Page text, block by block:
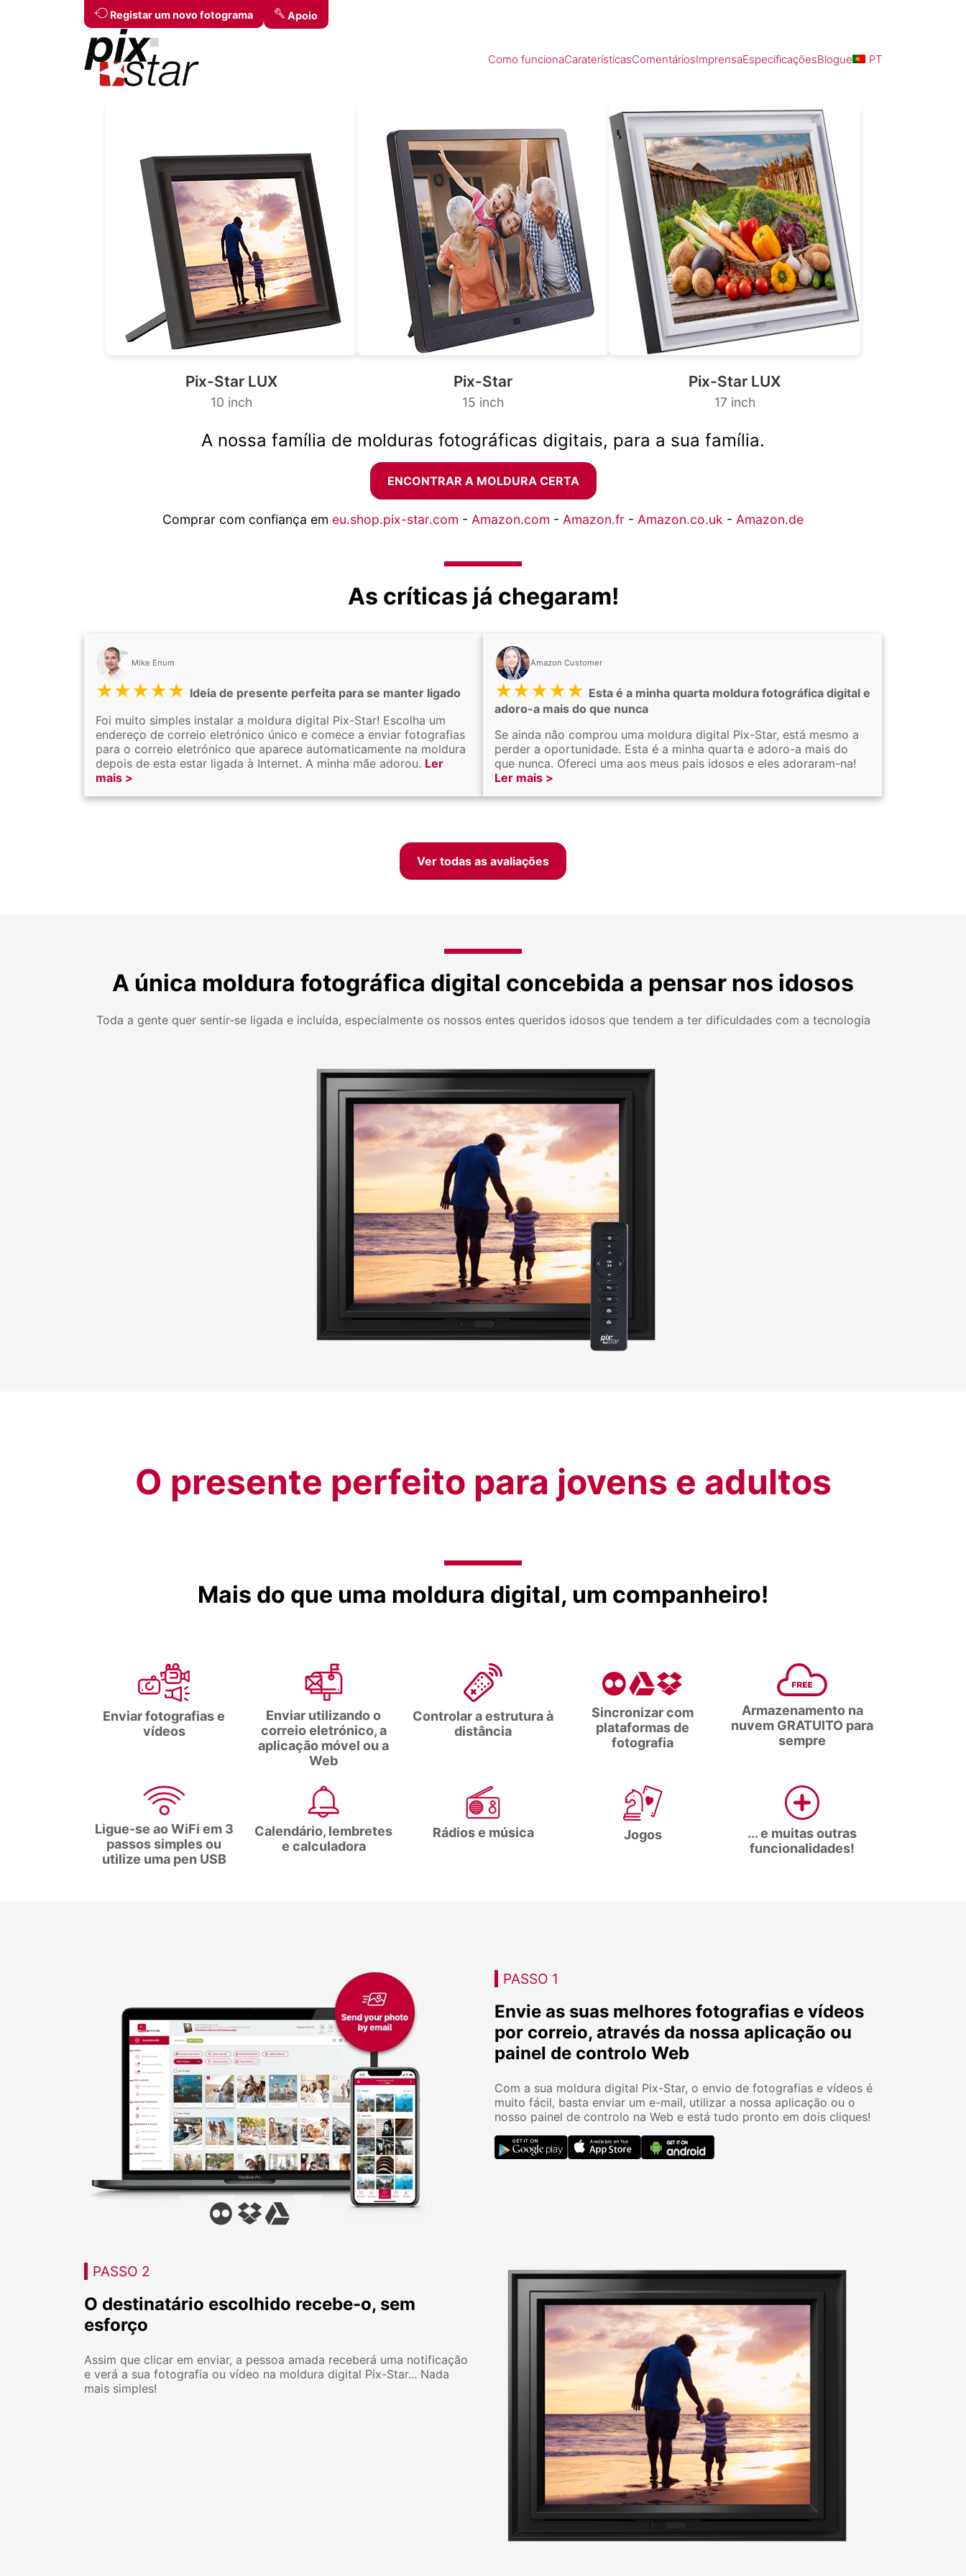
Registar um novo fotograma Apoio
Como funcionaCaraterísticasComentáriosImprensaEspecificaçõesBlogue PT
Pix-Star LUX
10 inch
Pix-Star
15 inch
Pix-Star LUX
17 inch
A nossa família de molduras fotográficas digitais, para a sua família.
ENCONTRAR A MOLDURA CERTA
Comprar com confiança em eu.shop.pix-star.com - Amazon.com - Amazon.fr - Amazon.co.uk - Amazon.de
As críticas já chegaram!
Mike Enum
★★★★★ Ideia de presente perfeita para se manter ligado
Foi muito simples instalar a moldura digital Pix-Star! Escolha um
endereço de correio eletrónico único e comece a enviar fotografias
para o correio eletrónico que aparece automaticamente na moldura
depois de esta estar ligada à Internet. A minha mãe adorou. Ler
mais >
Amazon Customer
★★★★★ Esta é a minha quarta moldura fotográfica digital e
adoro-a mais do que nunca
Se ainda não comprou uma moldura digital Pix-Star, está mesmo a
perder a oportunidade. Esta é a minha quarta e adoro-a mais do
que nunca. Ofereci uma aos meus pais idosos e eles adoraram-na!
Ler mais >
Ver todas as avaliações
A única moldura fotográfica digital concebida a pensar nos idosos
Toda a gente quer sentir-se ligada e incluída, especialmente os nossos entes queridos idosos que tendem a ter dificuldades com a tecnologia
O presente perfeito para jovens e adultos
Mais do que uma moldura digital, um companheiro!
Enviar fotografias e
vídeos
Enviar utilizando o
correio eletrónico, a
aplicação móvel ou a
Web
Controlar a estrutura à
distância
Sincronizar com
plataformas de
fotografia
Armazenamento na
nuvem GRATUITO para
sempre
Ligue-se ao WiFi em 3
passos simples ou
utilize uma pen USB
Calendário, lembretes
e calculadora
Rádios e música Jogos
... e muitas outras
funcionalidades!
PASSO 1
Envie as suas melhores fotografias e vídeos
por correio, através da nossa aplicação ou
painel de controlo Web
Com a sua moldura digital Pix-Star, o envio de fotografias e vídeos é
muito fácil, basta enviar um e-mail, utilizar a nossa aplicação ou o
nosso painel de controlo na Web e está tudo pronto em dois cliques!
PASSO 2
O destinatário escolhido recebe-o, sem
esforço
Assim que clicar em enviar, a pessoa amada receberá uma notificação
e verá a sua fotografia ou vídeo na moldura digital Pix-Star... Nada
mais simples!